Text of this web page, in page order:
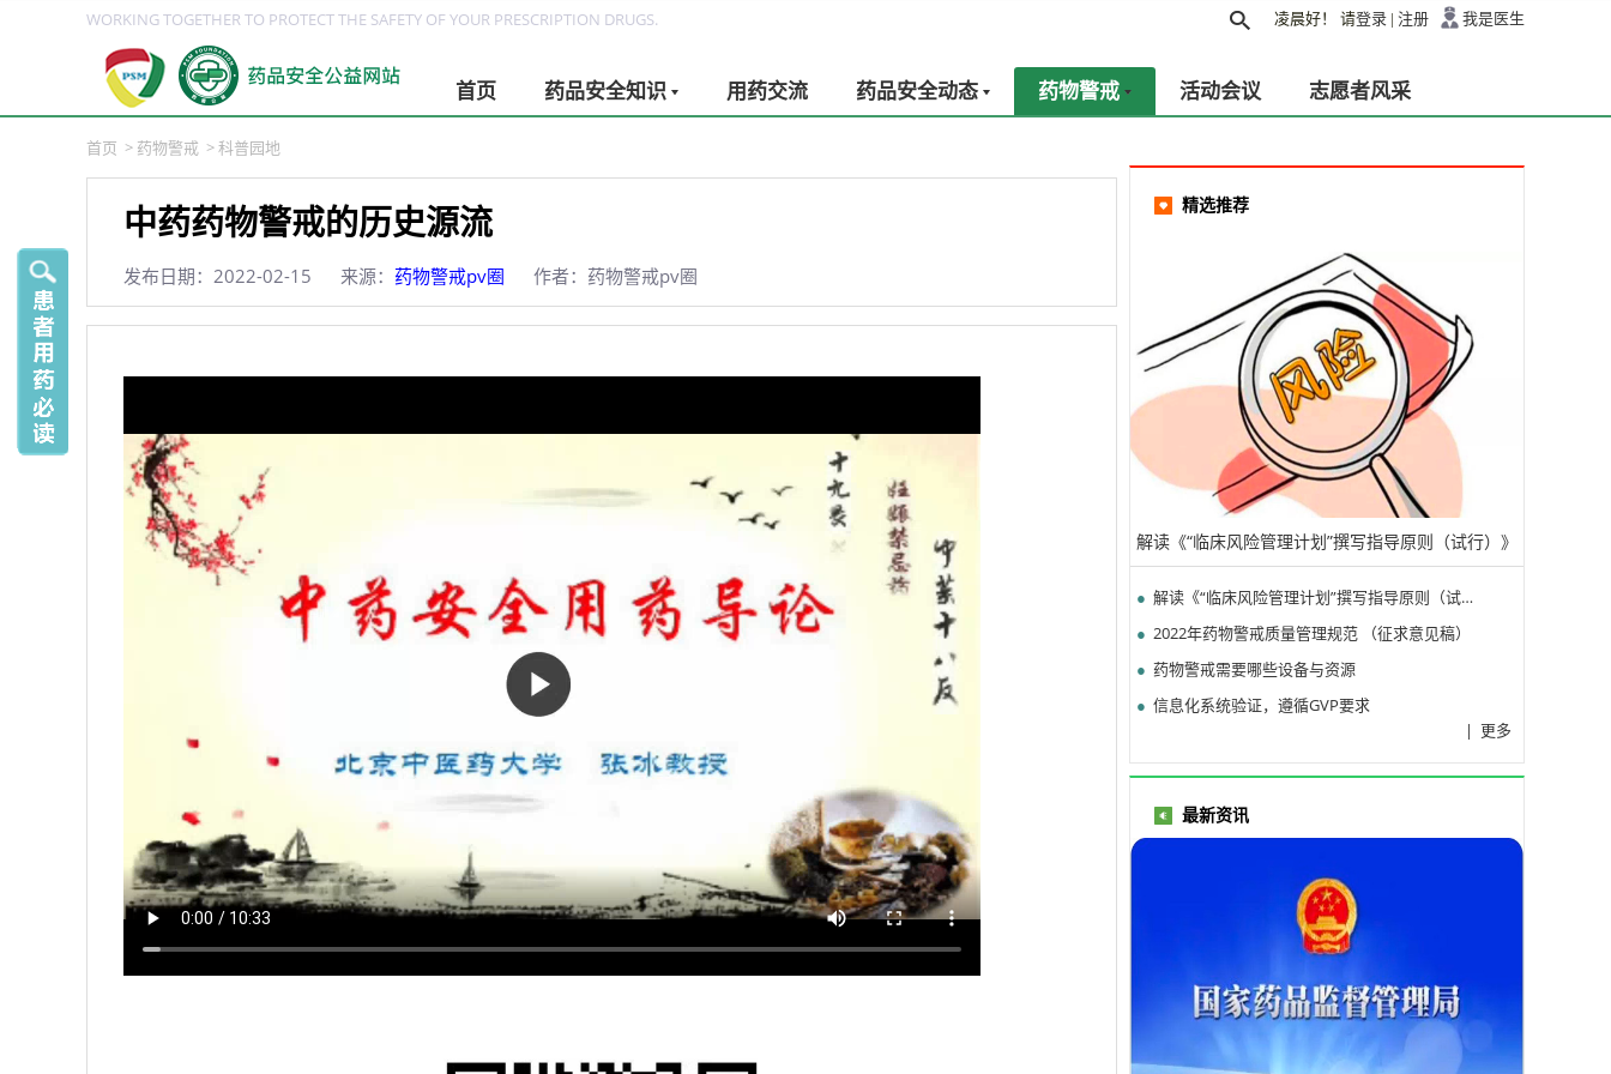
WORKING TOGETHER TO PROTECT THE SAFETY OF YOUR PRESCRIPTION DRUGS. 凌晨好！ 请登录 | 注册 我是医生
首页 药品安全知识 用药交流 药品安全动态 药物警戒 活动会议 志愿者风采
首页 > 药物警戒 >科普园地
中药药物警戒的历史源流
发布日期：2022-02-15 来源： 药物警戒pv圈 作者：药物警戒pv圈
精选推荐
解读《“临床风险管理计划”撰写指导原则（试行）》
（下）
●
解读《“临床风险管理计划”撰写指导原则（试行）》（上）
● 2022年药物警戒质量管理规范 （征求意见稿）
● 药物警戒需要哪些设备与资源
● 信息化系统验证，遵循GVP要求
| 更多
最新资讯